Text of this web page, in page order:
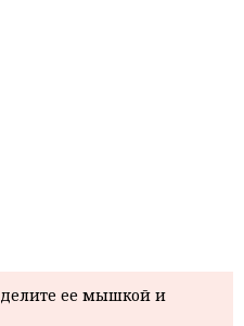
ее мышкой и